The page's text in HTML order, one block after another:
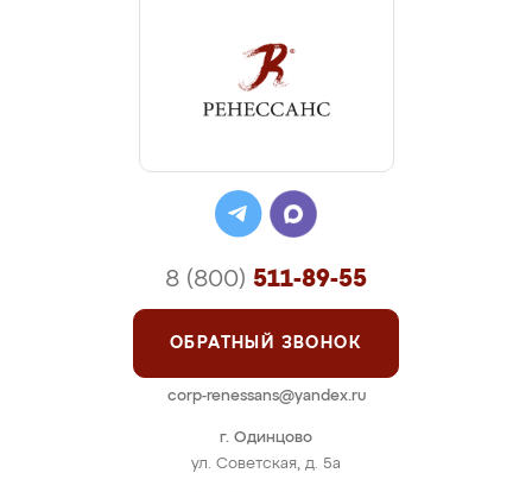
г. Одинцово
ул. Советская, д. 5а
8 (800) 511-89-55
ОБРАТНЫЙ ЗВОНОК
corp-renessans@yandex.ru